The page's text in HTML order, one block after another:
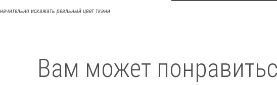
искажать реальный цвет ткани
Вам может